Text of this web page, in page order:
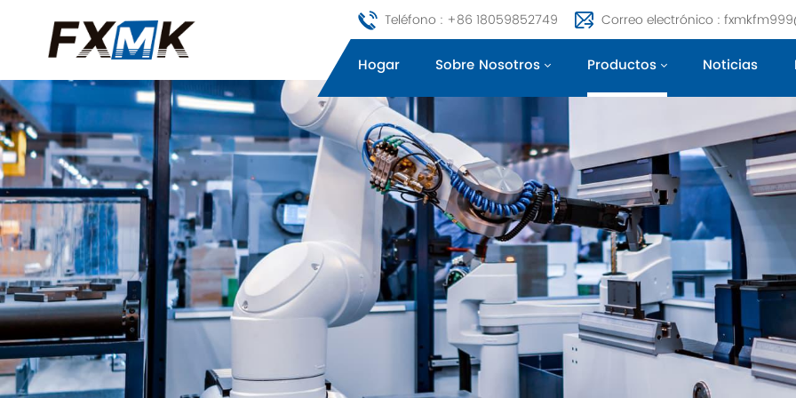
Teléfono : +86 18059852749 Correo electrónico :
Hogar Sobre Nosotros Productos Noticias